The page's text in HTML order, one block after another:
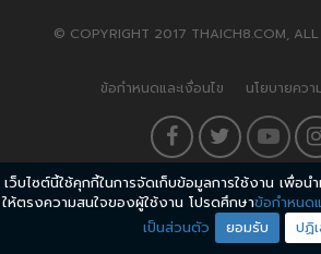
© COPYRIGHT 2017 THAICH8.COM, ALL
ข้อกำหนดและเงื่อนไข นโยบายคว
เว็บไซต์นี้ใช้คุกกี้ในการจัดเก็บข้อมูลการใช้งาน เพื่อ
ให้ตรงความสนใจของผู้ใช้งาน โปรดศึกษาข้อกำหนด
เป็นส่วนตัว
ยอมรับ ปฏิ